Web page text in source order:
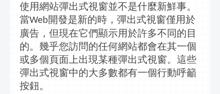
使用網站彈出式視窗並不是什麼新鮮事。
當Web開發是新的時， 彈出式視窗僅用於
廣告，但現在它們顯示用於許多不同的目
的。幾乎您訪問的任何網站都會在其一個
或多個頁面上出現某種彈出式視窗。這些
彈出式視窗中的大多數都有一個行動呼籲
按鈕。